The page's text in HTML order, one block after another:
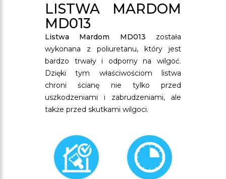
LISTWA MARDOM
MD013
Listwa Mardom MD013 została
wykonana z poliuretanu, który jest
bardzo trwały i odporny na wilgoć.
Dzięki tym właściwościom listwa
chroni ścianę nie tylko przed
uszkodzeniami i zabrudzeniami, ale
także przed skutkami wilgoci.